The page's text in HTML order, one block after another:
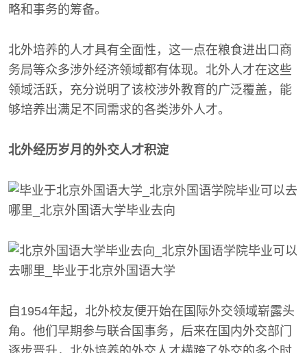
略和事务的筹备。
北外培养的人才具有全面性，这一点在粮食进出口商
务局等众多涉外经济领域都有体现。北外人才在这些
领域活跃，充分说明了该校涉外教育的广泛覆盖，能
够培养出满足不同需求的各类涉外人才。
北外经历岁月的外交人才积淀
自1954年起，北外校友便开始在国际外交领域崭露头
角。他们早期参与联合国事务，后来在国内外交部门